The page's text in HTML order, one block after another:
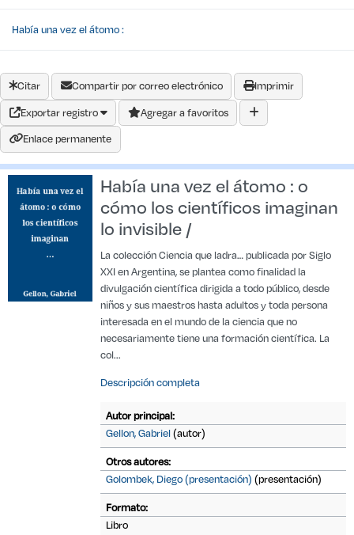
Había una vez el átomo :
Citar Compartir por correo electrónico
Imprimir
Exportar registro
Agregar a favoritos
Enlace permanente
Había una vez el átomo : o
cómo los científicos imaginan
lo invisible /
La colección Ciencia que ladra… publicada por Siglo
XXI en Argentina, se plantea como finalidad la
divulgación científica dirigida a todo público, desde
niños y sus maestros hasta adultos y toda persona
interesada en el mundo de la ciencia que no
necesariamente tiene una formación científica. La
col...
Descripción completa
Autor principal:
Gellon, Gabriel(autor)
Otros autores:
Golombek, Diego (presentación) (presentación)
Formato:
Libro